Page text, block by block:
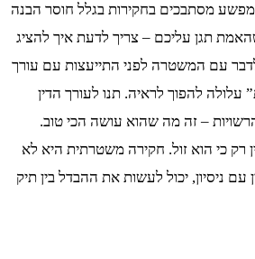
מסתבכים בחקירות בגלל חוסר הבנה
תגן עליכם – צריך לדעת איך להציג
עם המשטרה לפני התייעצות עם עורך
להפוך לראיה. תנו לעורך הדין
– זה מה שהוא עושה הכי טוב.
רק כי הוא זול. חקירה משטרתית היא לא
עם ניסיון, יכול לעשות את ההבדל בין תיק